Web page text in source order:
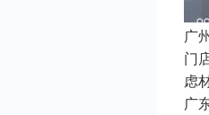
广
门
虑
广